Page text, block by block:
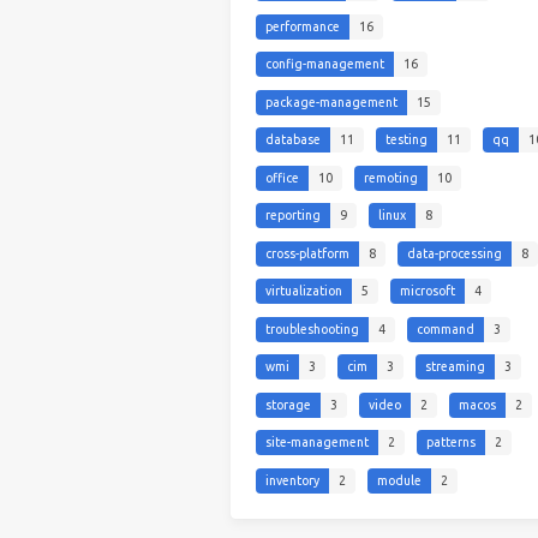
performance 16
config-management 16
package-management 15
database 11 testing 11 qq
office 10 remoting 10
reporting 9 linux 8
cross-platform 8 data-processing 8
virtualization 5 microsoft 4
troubleshooting 4 command 3
wmi 3 cim 3 streaming 3
storage 3 video 2 macos 2
site-management 2 patterns 2
inventory 2 module 2